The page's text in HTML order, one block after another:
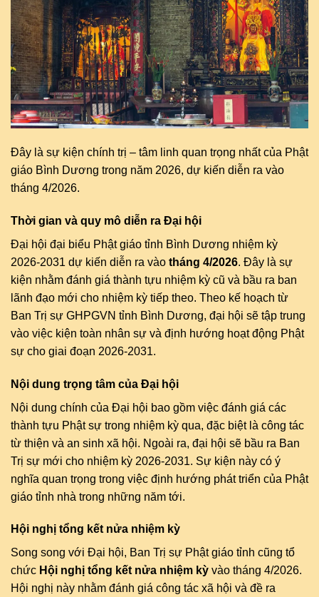
Đây là sự kiện chính trị – tâm linh quan trọng nhất của Phật
giáo Bình Dương trong năm 2026, dự kiến diễn ra vào
tháng 4/2026.
Thời gian và quy mô diễn ra Đại hội
Đại hội đại biểu Phật giáo tỉnh Bình Dương nhiệm kỳ
2026-2031 dự kiến diễn ra vào tháng 4/2026. Đây là sự
kiện nhằm đánh giá thành tựu nhiệm kỳ cũ và bầu ra ban
lãnh đạo mới cho nhiệm kỳ tiếp theo. Theo kế hoạch từ
Ban Trị sự GHPGVN tỉnh Bình Dương, đại hội sẽ tập trung
vào việc kiện toàn nhân sự và định hướng hoạt động Phật
sự cho giai đoạn 2026-2031.
Nội dung trọng tâm của Đại hội
Nội dung chính của Đại hội bao gồm việc đánh giá các
thành tựu Phật sự trong nhiệm kỳ qua, đặc biệt là công tác
từ thiện và an sinh xã hội. Ngoài ra, đại hội sẽ bầu ra Ban
Trị sự mới cho nhiệm kỳ 2026-2031. Sự kiện này có ý
nghĩa quan trọng trong việc định hướng phát triển của Phật
giáo tỉnh nhà trong những năm tới.
Hội nghị tổng kết nửa nhiệm kỳ
Song song với Đại hội, Ban Trị sự Phật giáo tỉnh cũng tổ
chức Hội nghị tổng kết nửa nhiệm kỳ vào tháng 4/2026.
Hội nghị này nhằm đánh giá công tác xã hội và đề ra